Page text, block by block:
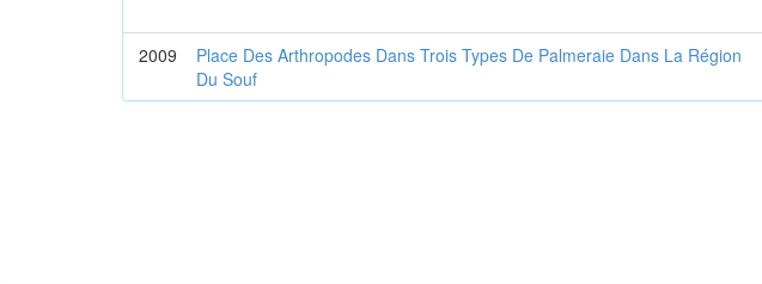
2009
Place Des Arthropodes Dans Trois Types De Palmeraie Dans La Région
Du Souf